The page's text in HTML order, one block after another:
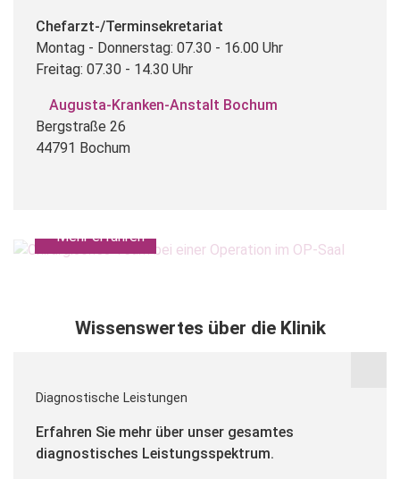
Chefarzt-/Terminsekretariat
Montag - Donnerstag: 07.30 - 16.00 Uhr
Freitag: 07.30 - 14.30 Uhr
Augusta-Kranken-Anstalt Bochum
Bergstraße 26
44791 Bochum
Team
Mehr erfahren
Wissenswertes über die Klinik
Diagnostische Leistungen
Erfahren Sie mehr über unser gesamtes
diagnostisches Leistungsspektrum.